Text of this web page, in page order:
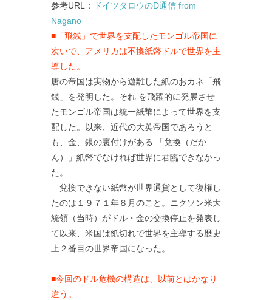
参考URL：
ドイツタロウのD通信 from
Nagano
■「飛銭」で世界を支配したモンゴル帝国に
次いで、アメリカは不換紙幣ドルで世界を主
導した。
唐の帝国は実物から遊離した紙のおカネ「飛
銭」を発明した。それ を飛躍的に発展させ
たモンゴル帝国は統一紙幣によって世界を支
配した。以来、近代の大英帝国であろうと
も、金、銀の裏付けがある 「兌換（だか
ん）」紙幣でなければ世界に君臨できなかっ
た。
兌換できない紙幣が世界通貨として復権し
たのは１９７１年８月のこと。ニクソン米大
統領（当時）がドル・金の交換停止を発表し
て以来、米国は紙切れで世界を主導する歴史
上２番目の世界帝国になった。
■今回のドル危機の構造は、以前とはかなり
違う。